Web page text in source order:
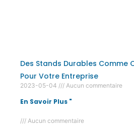
Des Stands Durables Comme
Pour Votre Entreprise
2023-05-04 Aucun commentaire
En Savoir Plus "
Aucun commentaire